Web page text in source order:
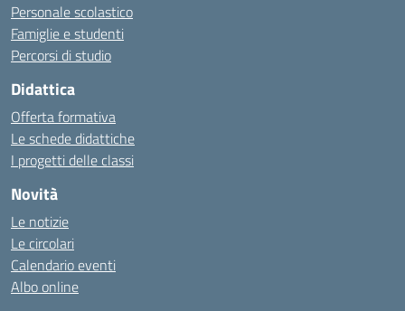
Personale scolastico
Famiglie e studenti
Percorsi di studio
Didattica
Offerta formativa
Le schede didattiche
I progetti delle classi
Novità
Le notizie
Le circolari
Calendario eventi
Albo online